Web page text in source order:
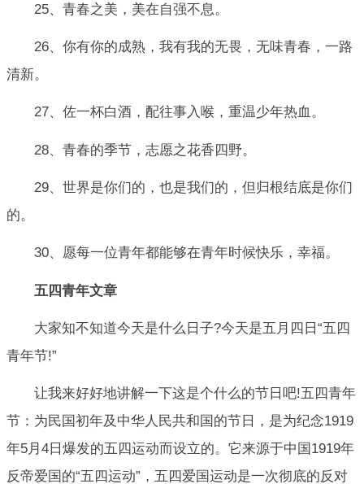
25、青春之美，美在自强不息。
26、你有你的成熟，我有我的无畏，无味青春，一路
清新。
27、佐一杯白酒，配往事入喉，重温少年热血。
28、青春的季节，志愿之花香四野。
29、世界是你们的，也是我们的，但归根结底是你们
的。
30、愿每一位青年都能够在青年时候快乐，幸福。
五四青年文章
大家知不知道今天是什么日子?今天是五月四日“五四
青年节!”
让我来好好地讲解一下这是个什么的节日吧!五四青年
节：为民国初年及中华人民共和国的节日，是为纪念1919
年5月4日爆发的五四运动而设立的。它来源于中国1919年
反帝爱国的“五四运动”，五四爱国运动是一次彻底的反对